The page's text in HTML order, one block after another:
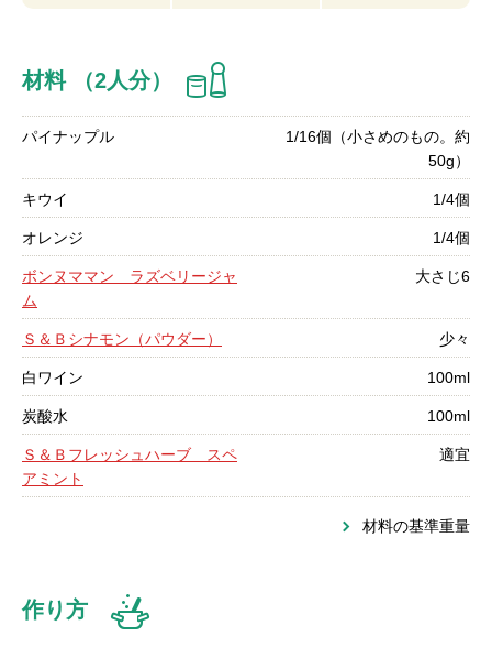
材料 （2人分）
パイナップル
1/16個（小さめのもの。約
50g）
キウイ 1/4個
オレンジ 1/4個
ボンヌママン ラズベリージャ
ム
大さじ6
Ｓ＆Ｂシナモン（パウダー） 少々
白ワイン 100ml
炭酸水 100ml
Ｓ＆Ｂフレッシュハーブ スペ
アミント
適宜
材料の基準重量
作り方